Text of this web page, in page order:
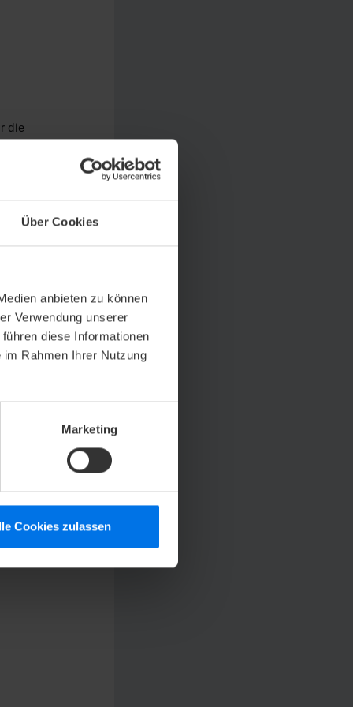
Über Cookies
anbieten zu können
Verwendung unserer
diese Informationen
Rahmen Ihrer Nutzung
Marketing
Cookies zulassen
die
die